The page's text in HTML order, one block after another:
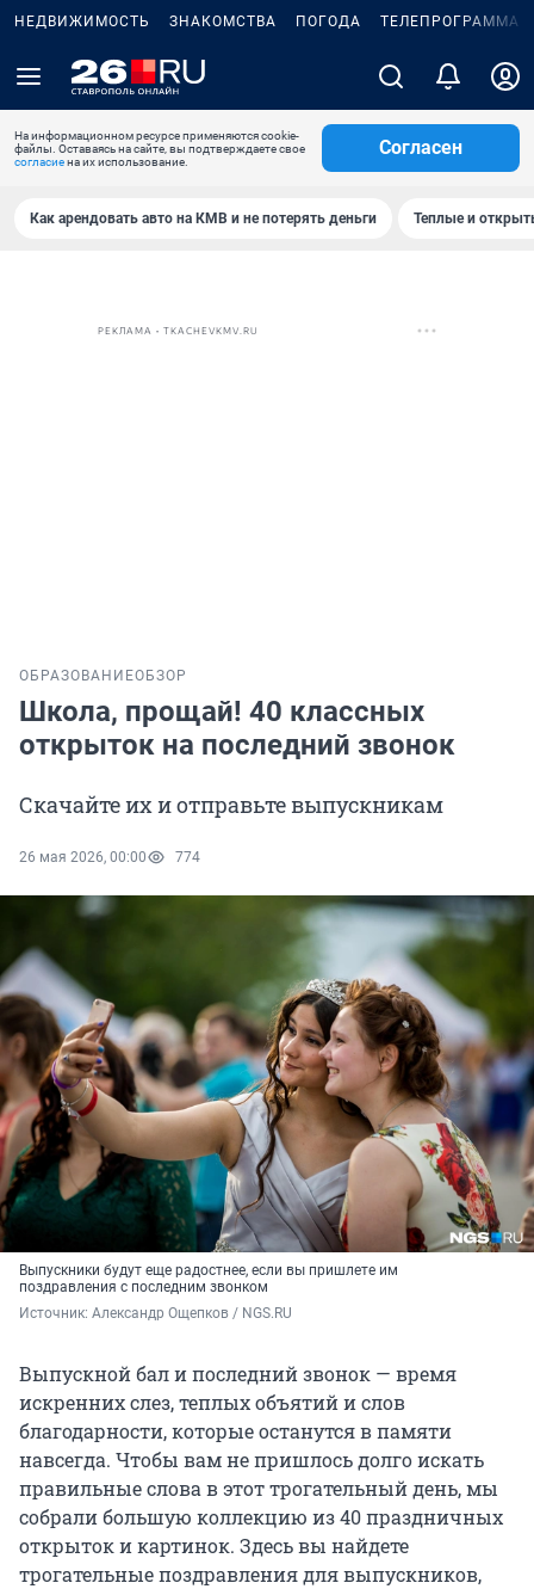
НЕДВИЖИМОСТЬ ЗНАКОМСТВА ПОГОДА ТЕЛЕПРОГРАММА
На информационном ресурсе применяются cookie-
файлы. Оставаясь на сайте, вы подтверждаете свое
согласиена их использование.
Согласен
Как арендовать авто на КМВ и не потерять деньги Теплые и
РЕКЛАМА • TKACHEVKMV.RU
ОБРАЗОВАНИЕОБЗОР
Школа, прощай! 40 классных
открыток на последний звонок
Скачайте их и отправьте выпускникам
26 мая 2026, 00:00 774
Выпускники будут еще радостнее, если вы пришлете им
поздравления с последним звонком
Источник: Александр Ощепков / NGS.RU
Выпускной бал и последний звонок — время
искренних слез, теплых объятий и слов
благодарности, которые останутся в памяти
навсегда. Чтобы вам не пришлось долго искать
правильные слова в этот трогательный день, мы
собрали большую коллекцию из 40 праздничных
открыток и картинок. Здесь вы найдете
трогательные поздравления для выпускников,